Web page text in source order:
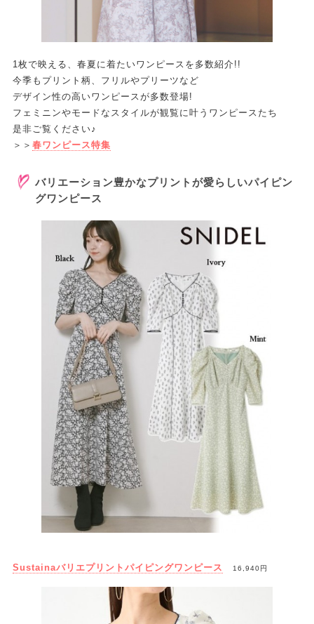
1枚で映える、春夏に着たいワンピースを多数紹介!!
今季もプリント柄、フリルやプリーツなど
デザイン性の高いワンピースが多数登場!
フェミニンやモードなスタイルが観覧に叶うワンピースたち
是非ご覧ください♪
＞＞ 春ワンピース特集
バリエーション豊かなプリントが愛らしいパイピン
グワンピース
Sustainaバリエプリントパイピングワンピース 16,940円